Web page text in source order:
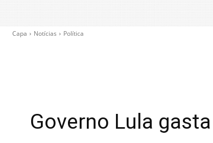
Capa Notícias Política
Governo Lula